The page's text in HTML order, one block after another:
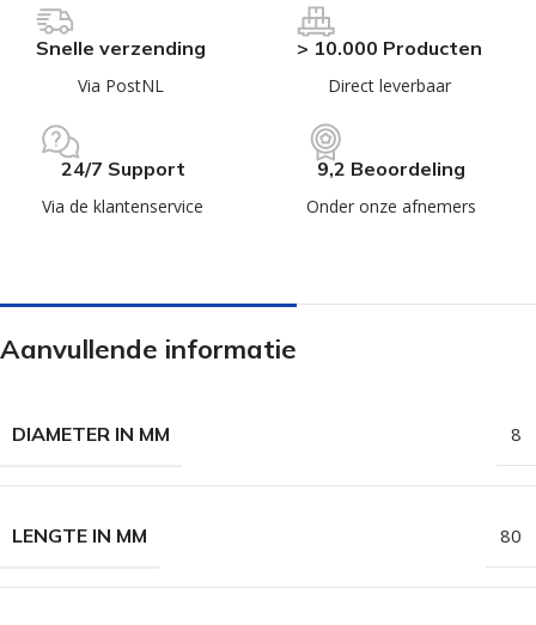
Snelle verzending
Via PostNL
> 10.000 Producten
Direct leverbaar
24/7 Support
Via de klantenservice
9,2 Beoordeling
Onder onze afnemers
Aanvullende informatie
DIAMETER IN MM 8
LENGTE IN MM 80